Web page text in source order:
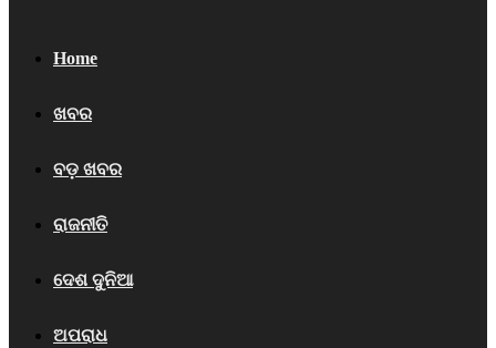
Home
ଖବର
ବଡ଼ ଖବର
ରାଜନୀତି
ଦେଶ ଦୁନିଆ
ଅପରାଧ